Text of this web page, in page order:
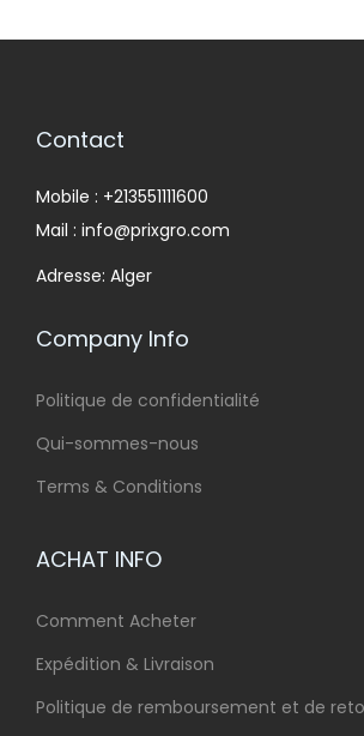
Contact
Mobile : +213551111600
Mail : info@prixgro.com
Adresse: Alger
Company Info
Politique de confidentialité
Qui-sommes-nous
Terms & Conditions
ACHAT INFO
Comment Acheter
Expédition & Livraison
Politique de remboursement et de